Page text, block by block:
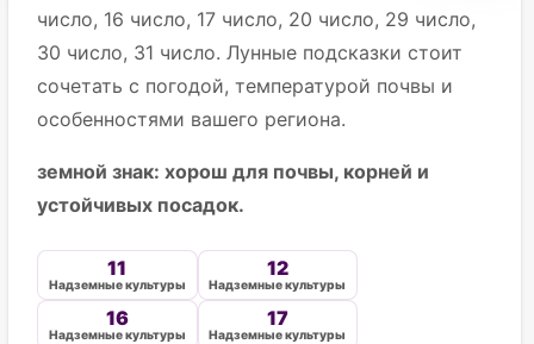
число, 16 число, 17 число, 20 число, 29 число,
30 число, 31 число. Лунные подсказки стоит
сочетать с погодой, температурой почвы и
особенностями вашего региона.
земной знак: хорош для почвы, корней и
устойчивых посадок.
11
Надземные культуры
12
Надземные культуры
16
Надземные культуры
17
Надземные культуры